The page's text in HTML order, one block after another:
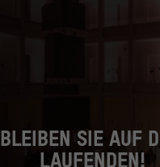
BLEIBEN SIE AUF
LAUFENDEN!